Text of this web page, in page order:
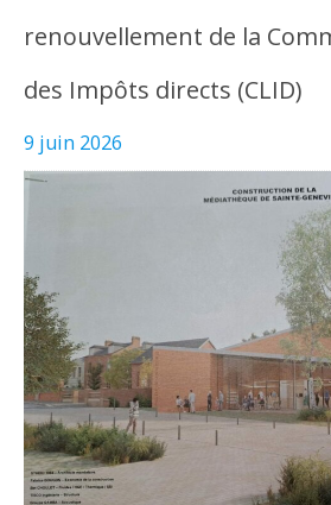
renouvellement de la
des Impôts directs (CLID)
9 juin 2026